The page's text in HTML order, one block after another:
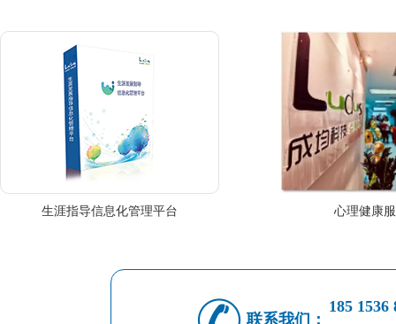
生涯指导信息化管理平台 心理健康
联系我们：
185 1536